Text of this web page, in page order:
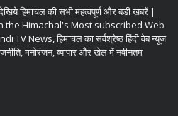
हिमाचल की सभी महत्वपूर्ण और बड़ी खबरें |
the Himachal's Most subscribed Web
News, हिमाचल का सर्वश्रेष्ठ हिंदी वेब न्यूज
मनोरंजन, व्यापार और खेल में नवीनतम